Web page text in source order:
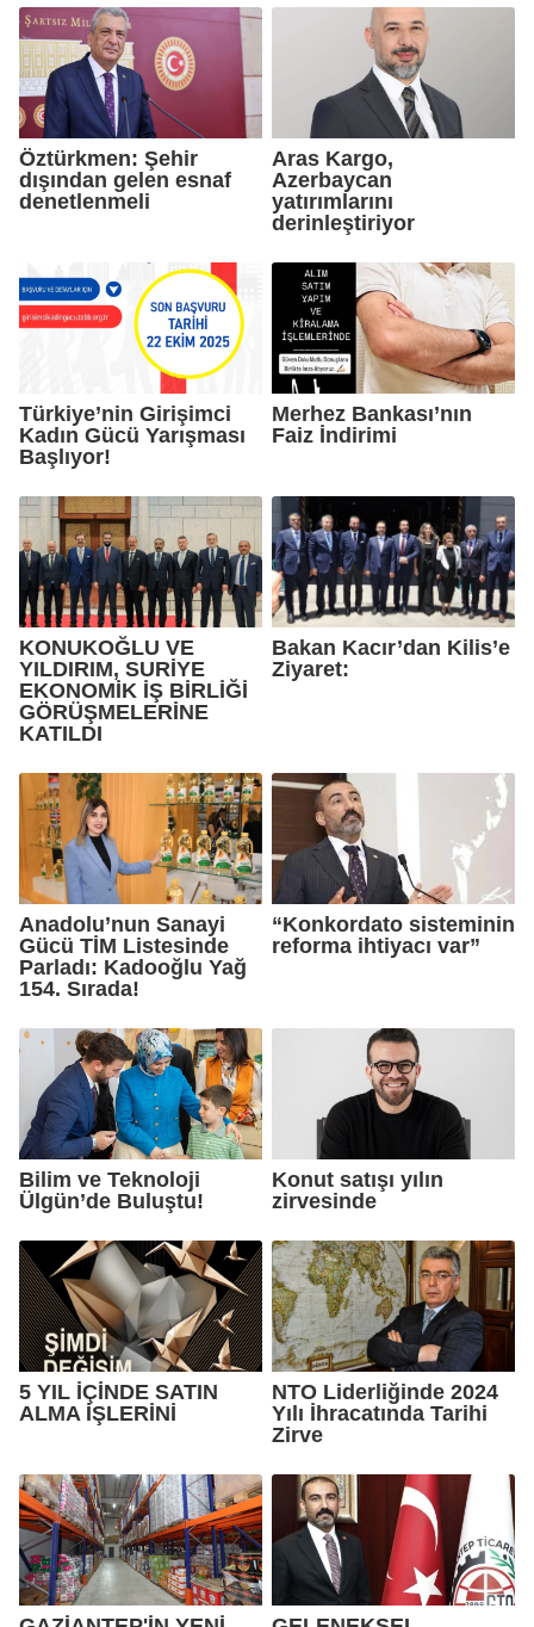
Öztürkmen: Şehir
dışından gelen esnaf
denetlenmeli
Aras Kargo,
Azerbaycan
yatırımlarını
derinleştiriyor
Türkiye’nin Girişimci
Kadın Gücü Yarışması
Başlıyor!
Merhez Bankası’nın
Faiz İndirimi
KONUKOĞLU VE
YILDIRIM, SURİYE
EKONOMİK İŞ BİRLİĞİ
GÖRÜŞMELERİNE
KATILDI
Bakan Kacır’dan Kilis’e
Ziyaret:
Anadolu’nun Sanayi
Gücü TİM Listesinde
Parladı: Kadooğlu Yağ
154. Sırada!
“Konkordato sisteminin
reforma ihtiyacı var”
Bilim ve Teknoloji
Ülgün’de Buluştu!
Konut satışı yılın
zirvesinde
5 YIL İÇİNDE SATIN
ALMA İŞLERİNİ
NTO Liderliğinde 2024
Yılı İhracatında Tarihi
Zirve